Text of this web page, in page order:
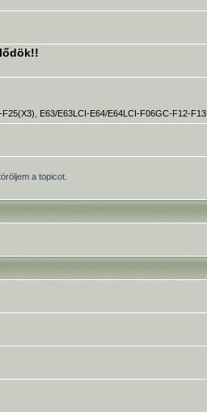
F25(X3) E63/E63LCI-E64/E64LCI-F06GC-F12-F13
a topicot.